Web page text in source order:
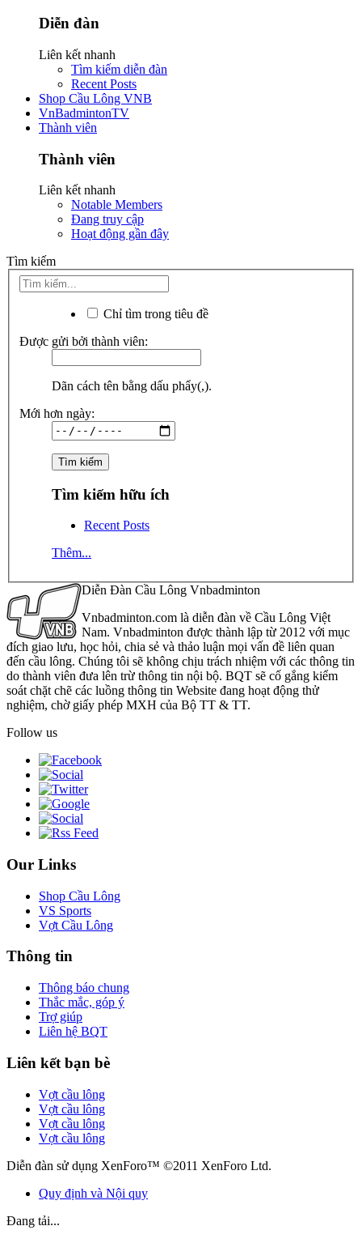
Diễn đàn
Liên kết nhanh
Tìm kiếm diễn đàn
Recent Posts
Shop Cầu Lông VNB
VnBadmintonTV
Thành viên
Thành viên
Liên kết nhanh
Notable Members
Đang truy cập
Hoạt động gần đây
Tìm kiếm
Chỉ tìm trong tiêu đề
Được gửi bởi thành viên:
Dãn cách tên bằng dấu phẩy(,).
Mới hơn ngày:
Tìm kiếm hữu ích
Recent Posts
Thêm...
Diễn Đàn Cầu Lông Vnbadminton
Vnbadminton.com là diễn đàn về Cầu Lông Việt
Nam. Vnbadminton được thành lập từ 2012 với mục
đích giao lưu, học hỏi, chia sẻ và thảo luận mọi vấn đề liên quan
đến cầu lông. Chúng tôi sẽ không chịu trách nhiệm với các thông tin
do thành viên đưa lên trừ thông tin nội bộ. BQT sẽ cố gắng kiểm
soát chặt chẽ các luồng thông tin Website đang hoạt động thử
nghiệm, chờ giấy phép MXH của Bộ TT & TT.
Follow us
Our Links
Shop Cầu Lông
VS Sports
Vợt Cầu Lông
Thông tin
Thông báo chung
Thắc mắc, góp ý
Trợ giúp
Liên hệ BQT
Liên kết bạn bè
Vợt cầu lông
Vợt cầu lông
Vợt cầu lông
Vợt cầu lông
Diễn đàn sử dụng XenForo™ ©2011 XenForo Ltd.
Quy định và Nội quy
Đang tải...